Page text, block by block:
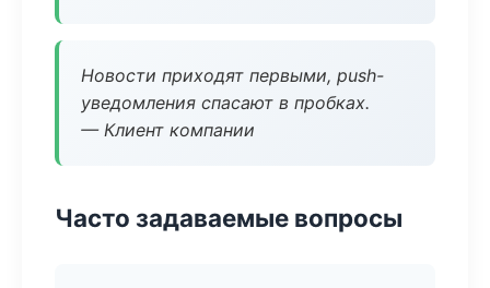
Новости приходят первыми, push-
уведомления спасают в пробках.
— Клиент компании
Часто задаваемые вопросы